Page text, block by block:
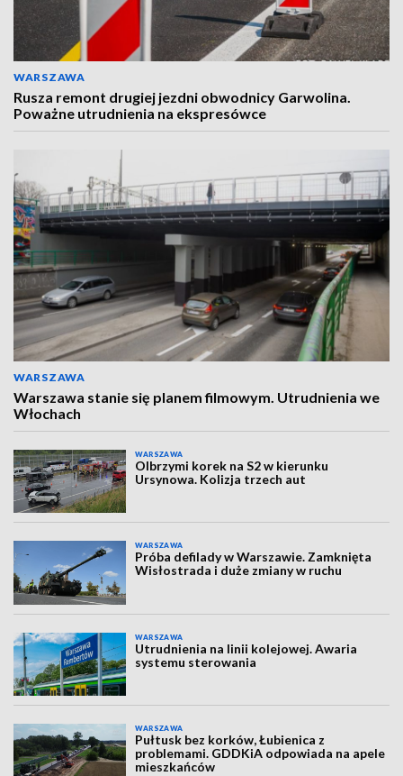
WARSZAWA
Rusza remont drugiej jezdni obwodnicy Garwolina.
Poważne utrudnienia na ekspresówce
WARSZAWA
Warszawa stanie się planem filmowym. Utrudnienia we
Włochach
WARSZAWA
Olbrzymi korek na S2 w kierunku
Ursynowa. Kolizja trzech aut
WARSZAWA
Próba defilady w Warszawie. Zamknięta
Wisłostrada i duże zmiany w ruchu
WARSZAWA
Utrudnienia na linii kolejowej. Awaria
systemu sterowania
WARSZAWA
Pułtusk bez korków, Łubienica z
problemami. GDDKiA odpowiada na apele
mieszkańców